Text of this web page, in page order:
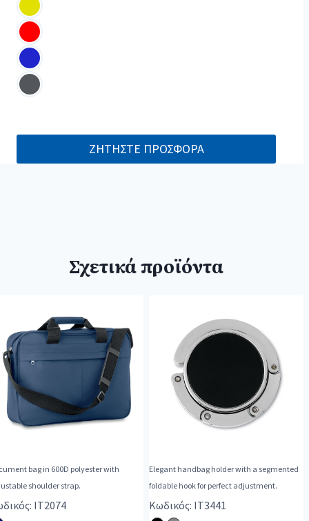
ΖΗΤΗΣΤΕ ΠΡΟΣΦΟΡΑ
Σχετικά προϊόντα
bag in 600D polyester with
shoulder strap.
IT2074
Elegant handbag holder with a segmented
foldable hook for perfect adjustment.
Κωδικός: IT3441